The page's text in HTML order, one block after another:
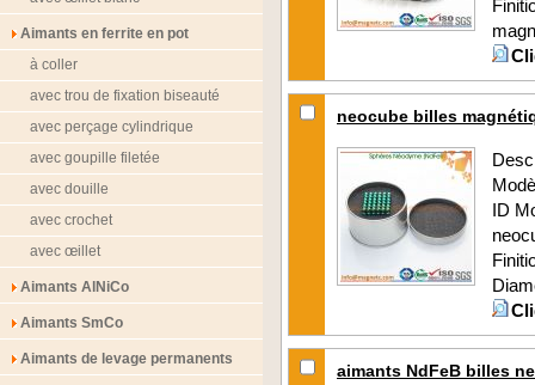
Aimants en ferrite en pot
à coller
avec trou de fixation biseauté
avec perçage cylindrique
avec goupille filetée
avec douille
avec crochet
avec œillet
Aimants AlNiCo
Aimants SmCo
Aimants de levage permanents
neocube billes
ID
aimants NdFeB billes